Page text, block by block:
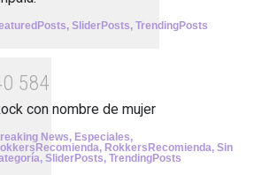
, SliderPosts, TrendingPosts
0 584
con nombre de mujer
News, Especiales,
, RokkersRecomienda, Sin
, SliderPosts, TrendingPosts